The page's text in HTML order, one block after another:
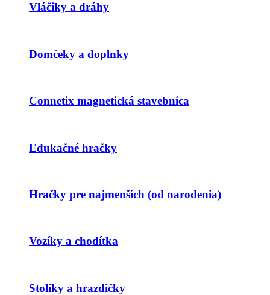
Vláčiky a dráhy
Domčeky a doplnky
Connetix magnetická stavebnica
Edukačné hračky
Hračky pre najmenších (od narodenia)
Vozíky a chodítka
Stolíky a hrazdičky